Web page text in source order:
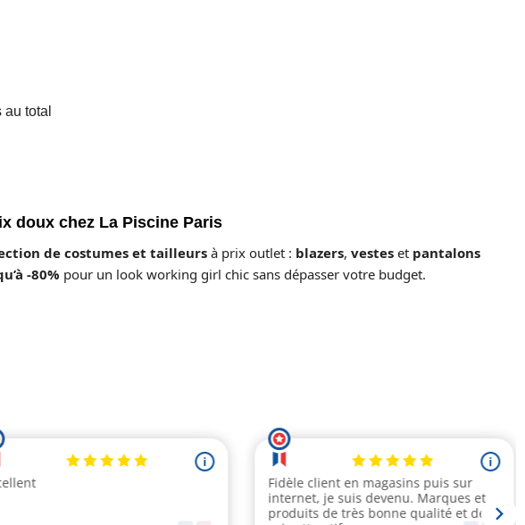
total
doux chez La Piscine Paris
de costumes et tailleurs à prix outlet : blazers, vestes et pantalons
-80% pour un look working girl chic sans dépasser votre budget.